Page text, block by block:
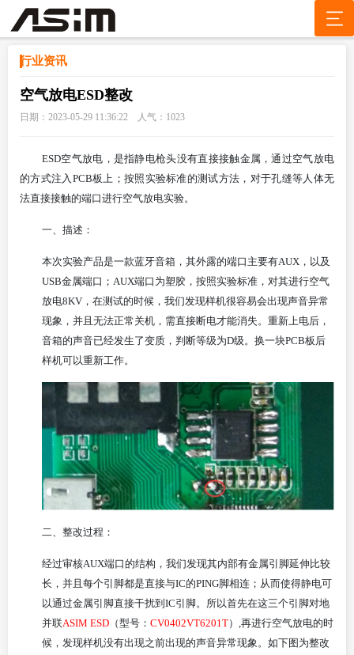
行业资讯
空气放电ESD整改
日期：2023-05-29 11:36:22 人气： 1023
ESD空气放电，是指静电枪头没有直接接触金属，通过空气放电
的方式注入PCB板上；按照实验标准的测试方法，对于孔缝等人体无
法直接接触的端口进行空气放电实验。
一、 描述：
本次实验产品是一款蓝牙音箱，其外露的端口主要有AUX，以及
USB金属端口；AUX端口为塑胶，按照实验标准，对其进行空气
放电8KV，在测试的时候，我们发现样机很容易会出现声音异常
现象，并且无法正常关机，需直接断电才能消失。重新上电后，
音箱的声音已经发生了变质，判断等级为D级。换一块PCB板后
样机可以重新工作。
二、 整改过程：
经过审核AUX端口的结构，我们发现其内部有金属引脚延伸比较
长，并且每个引脚都是直接与IC的PING脚相连；从而使得静电可
以通过金属引脚直接干扰到IC引脚。所以首先在这三个引脚对地
并联ASIM ESD （型号： CV0402VT6201T） ,再进行空气放电的时
候，发现样机没有出现之前出现的声音异常现象。如下图为整改